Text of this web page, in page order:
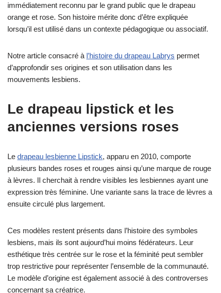
immédiatement reconnu par le grand public que le drapeau
orange et rose. Son histoire mérite donc d’être expliquée
lorsqu’il est utilisé dans un contexte pédagogique ou associatif.
Notre article consacré à l’histoire du drapeau Labrys permet
d’approfondir ses origines et son utilisation dans les
mouvements lesbiens.
Le drapeau lipstick et les
anciennes versions roses
Le drapeau lesbienne Lipstick, apparu en 2010, comporte
plusieurs bandes roses et rouges ainsi qu’une marque de rouge
à lèvres. Il cherchait à rendre visibles les lesbiennes ayant une
expression très féminine. Une variante sans la trace de lèvres a
ensuite circulé plus largement.
Ces modèles restent présents dans l’histoire des symboles
lesbiens, mais ils sont aujourd’hui moins fédérateurs. Leur
esthétique très centrée sur le rose et la féminité peut sembler
trop restrictive pour représenter l’ensemble de la communauté.
Le modèle d’origine est également associé à des controverses
concernant sa créatrice.